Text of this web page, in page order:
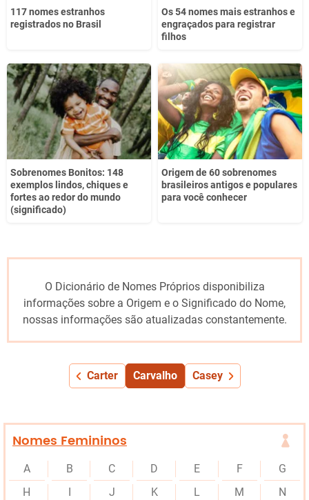
117 nomes estranhos
registrados no Brasil
Os 54 nomes mais estranhos e
engraçados para registrar
filhos
Sobrenomes Bonitos: 148
exemplos lindos, chiques e
fortes ao redor do mundo
(significado)
Origem de 60 sobrenomes
brasileiros antigos e populares
para você conhecer
O Dicionário de Nomes Próprios disponibiliza
informações sobre a Origem e o Significado do Nome,
nossas informações são atualizadas constantemente.
Carter Carvalho Casey
Nomes Femininos
A B C D E F
G
H
J K L M
N